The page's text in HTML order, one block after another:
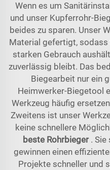
Wenn es um
und unser Kupferrohr-
beides zu sparen. Unser
Material gefertigt, sodass
starken Gebrauch
zuverlässig bleibt. Das
Biegearbeit nur ein
Heimwerker-Biegetool
Werkzeug häufig
Zweitens ist unser
keine schnellere
beste Rohrbieger . Sie
gewinnen einen
Projekte schneller und